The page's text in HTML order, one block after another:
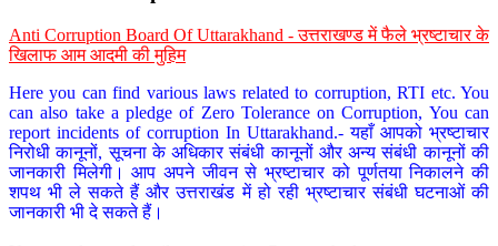
Anti Corruption Board Of Uttarakhand - उत्तराखण्ड में फैले भ्रष्टाचार के
खिलाफ आम आदमी की मुहिम
Here you can find various laws related to corruption, RTI etc. You
can also take a pledge of Zero Tolerance on Corruption, You can
report incidents of corruption In Uttarakhand.- यहाँ आपको भ्रष्टाचार
निरोधी कानूनों, सूचना के अधिकार संबंधी कानूनों और अन्य संबंधी कानूनों की
जानकारी मिलेगी। आप अपने जीवन से भ्रष्टाचार को पूर्णतया निकालने की
शपथ भी ले सकते हैं और उत्तराखंड में हो रही भ्रष्टाचार संबंधी घटनाओं की
जानकारी भी दे सकते हैं।